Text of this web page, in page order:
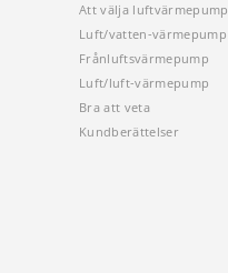
Att välja luftvärmepump
Luft/vatten-värmepump
Frånluftsvärmepump
Luft/luft-värmepump
Bra att veta
Kundberättelser